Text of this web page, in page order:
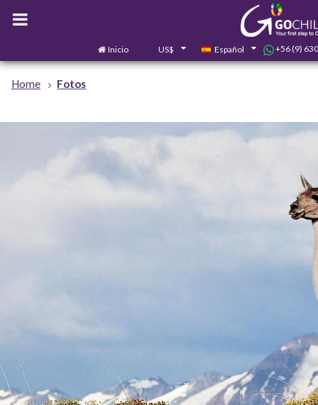
Inicio US$ Español +56 (9)
Home Fotos